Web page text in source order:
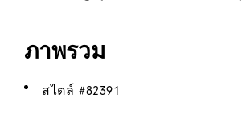
ภาพรวม
สไตล์ #82391